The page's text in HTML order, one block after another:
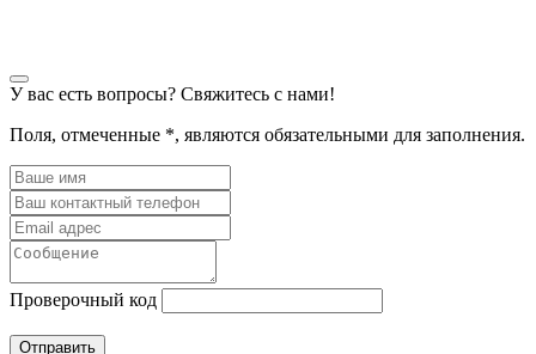
У вас есть вопросы? Свяжитесь с нами!
Поля, отмеченные *, являются обязательными для заполнения.
Проверочный код